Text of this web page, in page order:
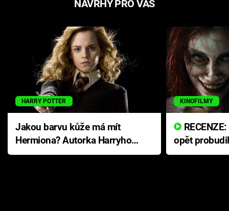
NÁVRHY PRO VÁS
HARRY POTTER
Jakou barvu kůže má mít
Hermiona? Autorka Harryho
Pottera přišla s ráznou
KINOFILMY
opět
přichází s